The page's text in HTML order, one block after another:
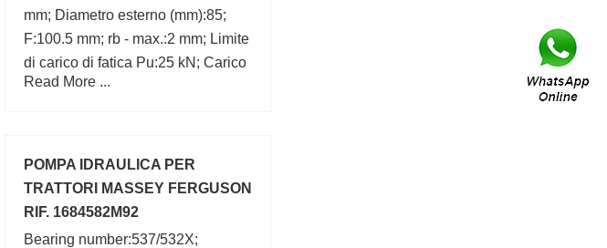
mm; Diametro esterno (mm):85;
F:100.5 mm; rb - max.:2 mm; Limite
di carico di fatica Pu:25 kN; Carico
statico nominale di base C0:200
Read More ...
POMPA IDRAULICA PER
TRATTORI MASSEY FERGUSON
RIF. 1684582M92
Bearing number:537/532X;